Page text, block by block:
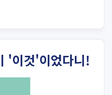
'이것'이었다니!